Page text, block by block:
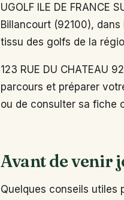
UGOLF ILE DE FRANCE
Billancourt (92100),
tissu des golfs de la
123 RUE DU CHATEAU
parcours et préparer
ou de consulter sa fiche
Avant de venir
Quelques conseils utiles